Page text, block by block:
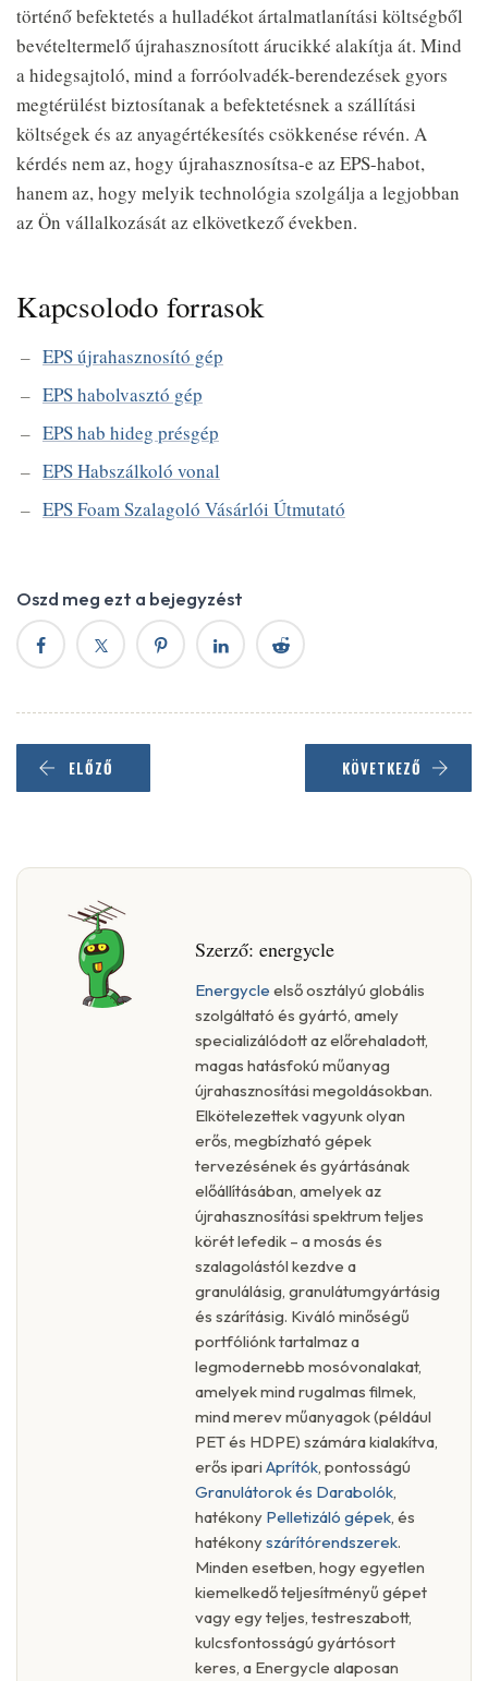
történő befektetés a hulladékot ártalmatlanítási költségből
bevételtermelő újrahasznosított árucikké alakítja át. Mind
a hidegsajtoló, mind a forróolvadék-berendezések gyors
megtérülést biztosítanak a befektetésnek a szállítási
költségek és az anyagértékesítés csökkenése révén. A
kérdés nem az, hogy újrahasznosítsa-e az EPS-habot,
hanem az, hogy melyik technológia szolgálja a legjobban
az Ön vállalkozását az elkövetkező években.
Kapcsolodo forrasok
EPS újrahasznosító gép
EPS habolvasztó gép
EPS hab hideg présgép
EPS Habszálkoló vonal
EPS Foam Szalagoló Vásárlói Útmutató
Oszd meg ezt a bejegyzést
ELŐZŐ KÖVETKEZŐ
Szerző: energycle
Energycle első osztályú globális
szolgáltató és gyártó, amely
specializálódott az előrehaladott,
magas hatásfokú műanyag
újrahasznosítási megoldásokban.
Elkötelezettek vagyunk olyan
erős, megbízható gépek
tervezésének és gyártásának
előállításában, amelyek az
újrahasznosítási spektrum teljes
körét lefedik – a mosás és
szalagolástól kezdve a
granulálásig, granulátumgyártásig
és szárításig. Kiváló minőségű
portfóliónk tartalmaz a
legmodernebb mosóvonalakat,
amelyek mind rugalmas filmek,
mind merev műanyagok (például
PET és HDPE) számára kialakítva,
erős ipari Aprítók, pontosságú
Granulátorok és Darabolók,
hatékony Pelletizáló gépek, és
hatékonyszárítórendszerek.
Minden esetben, hogy egyetlen
kiemelkedő teljesítményű gépet
vagy egy teljes, testreszabott,
kulcsfontosságú gyártósort
keres, a Energycle alaposan